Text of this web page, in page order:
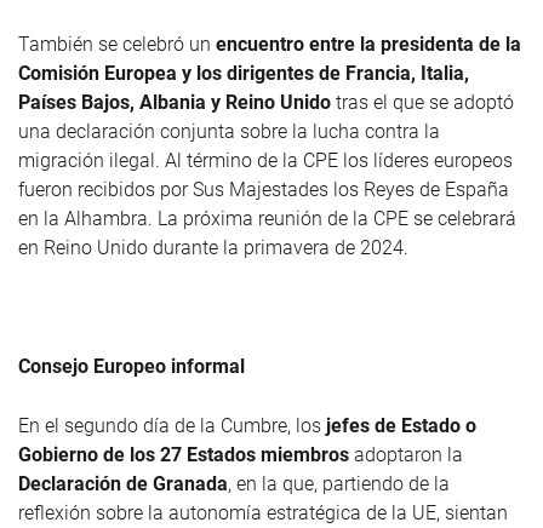
También se celebró un encuentro entre la presidenta de la
Comisión Europea y los dirigentes de Francia, Italia,
Países Bajos, Albania y Reino Unido tras el que se adoptó
una declaración conjunta sobre la lucha contra la
migración ilegal. Al término de la CPE los líderes europeos
fueron recibidos por Sus Majestades los Reyes de España
en la Alhambra. La próxima reunión de la CPE se celebrará
en Reino Unido durante la primavera de 2024.
Consejo Europeo informal
En el segundo día de la Cumbre, los jefes de Estado o
Gobierno de los 27 Estados miembros adoptaron la
Declaración de Granada, en la que, partiendo de la
reflexión sobre la autonomía estratégica de la UE, sientan